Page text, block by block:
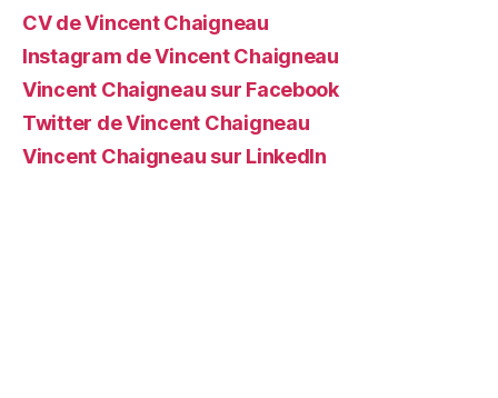
CV de Vincent Chaigneau
Instagram de Vincent Chaigneau
Vincent Chaigneau sur Facebook
Twitter de Vincent Chaigneau
Vincent Chaigneau sur LinkedIn